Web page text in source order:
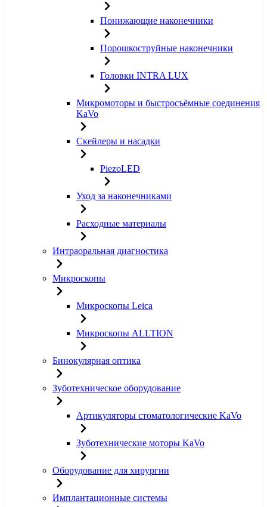
Понижающие наконечники
Порошкоструйные наконечники
Головки INTRA LUX
Микромоторы и быстросъёмные соединения
KaVo
Скейлеры и насадки
PiezoLED
Уход за наконечниками
Расходные материалы
Интраоральная диагностика
Микроскопы
Микроскопы Leica
Микроскопы ALLTION
Бинокулярная оптика
Зуботехническое оборудование
Артикуляторы стоматологические KaVo
Зуботехнические моторы KaVo
Оборудование для хирургии
Имплантационные системы